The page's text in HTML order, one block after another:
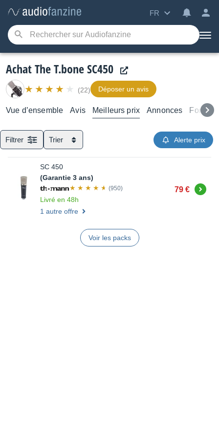
FR
Achat The T.bone SC450
(22) Déposer un avis
Vue d’ensemble Avis Meilleurs prix Annonces Forums
Filtrer Trier Alerte prix
SC 450
(Garantie 3 ans)
(950)
Livré en 48h
79 €
1 autre offre
Acheter
Voir les packs